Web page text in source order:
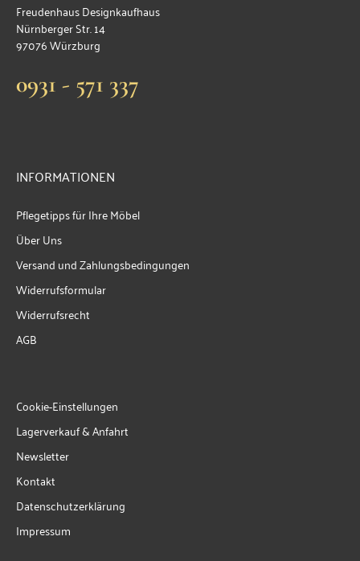
Freudenhaus Designkaufhaus
Nürnberger Str. 14
97076 Würzburg
0931 - 571 337
INFORMATIONEN
Pflegetipps für Ihre Möbel
Über Uns
Versand und Zahlungsbedingungen
Widerrufsformular
Widerrufsrecht
AGB
Cookie-Einstellungen
Lagerverkauf & Anfahrt
Newsletter
Kontakt
Datenschutzerklärung
Impressum